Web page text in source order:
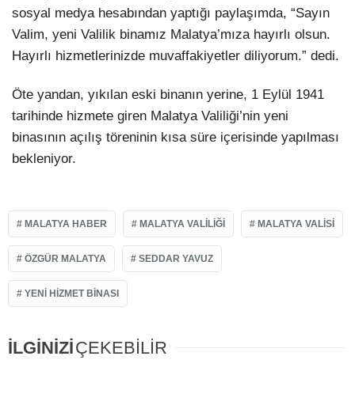
sosyal medya hesabından yaptığı paylaşımda, “Sayın
Valim, yeni Valilik binamız Malatya’mıza hayırlı olsun.
Hayırlı hizmetlerinizde muvaffakiyetler diliyorum.” dedi.
Öte yandan, yıkılan eski binanın yerine, 1 Eylül 1941
tarihinde hizmete giren Malatya Valiliği’nin yeni
binasının açılış töreninin kısa süre içerisinde yapılması
bekleniyor.
MALATYA HABER MALATYA VALILIĞI MALATYA VALISI
ÖZGÜR MALATYA SEDDAR YAVUZ
YENI HIZMET BINASI
İLGİNİZİÇEKEBİLİR